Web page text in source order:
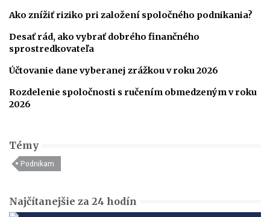
Ako znížiť riziko pri založení spoločného podnikania?
Desať rád, ako vybrať dobrého finančného
sprostredkovateľa
Účtovanie dane vyberanej zrážkou v roku 2026
Rozdelenie spoločnosti s ručením obmedzeným v roku
2026
Témy
Podnikam
Najčítanejšie za 24 hodín